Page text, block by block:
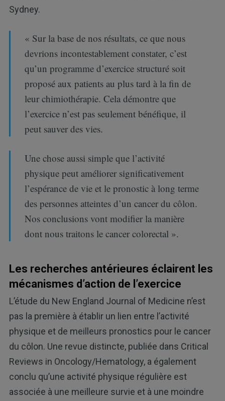
Sydney.
« Sur la base de nos résultats, ce que nous
devrions incontestablement constater, c’est
qu’un programme d’exercice structuré soit
proposé aux patients au plus tard à la fin de
leur chimiothérapie. Cela démontre que
l’exercice n’est pas seulement bénéfique, il
peut sauver des vies.
Une chose aussi simple que l’activité
physique peut améliorer significativement
l’espérance de vie et le pronostic à long terme
des personnes atteintes d’un cancer du côlon.
Nos conclusions vont modifier la manière
dont nous traitons le cancer colorectal ».
Les recherches antérieures éclairent les
mécanismes d’action de l’exercice
L’étude du New England Journal of Medicine n’est
pas la première à établir un lien entre l’activité
physique et de meilleurs pronostics pour le cancer
du côlon. Une revue distincte, publiée dans Critical
Reviews in Oncology/Hematology, a également
conclu qu’une activité physique régulière est
associée à une meilleure survie et à une moindre